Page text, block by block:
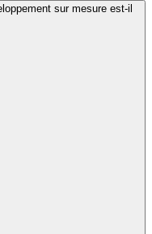
sur mesure est-il